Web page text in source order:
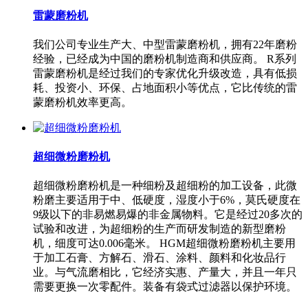
雷蒙磨粉机
我们公司专业生产大、中型雷蒙磨粉机，拥有22年磨粉
经验，已经成为中国的磨粉机制造商和供应商。 R系列
雷蒙磨粉机是经过我们的专家优化升级改造，具有低损
耗、投资小、环保、占地面积小等优点，它比传统的雷
蒙磨粉机效率更高。
超细微粉磨粉机
超细微粉磨粉机是一种细粉及超细粉的加工设备，此微
粉磨主要适用于中、低硬度，湿度小于6%，莫氏硬度在
9级以下的非易燃易爆的非金属物料。它是经过20多次的
试验和改进，为超细粉的生产而研发制造的新型磨粉
机，细度可达0.006毫米。 HGM超细微粉磨粉机主要用
于加工石膏、方解石、滑石、涂料、颜料和化妆品行
业。与气流磨相比，它经济实惠、产量大，并且一年只
需要更换一次零配件。装备有袋式过滤器以保护环境。